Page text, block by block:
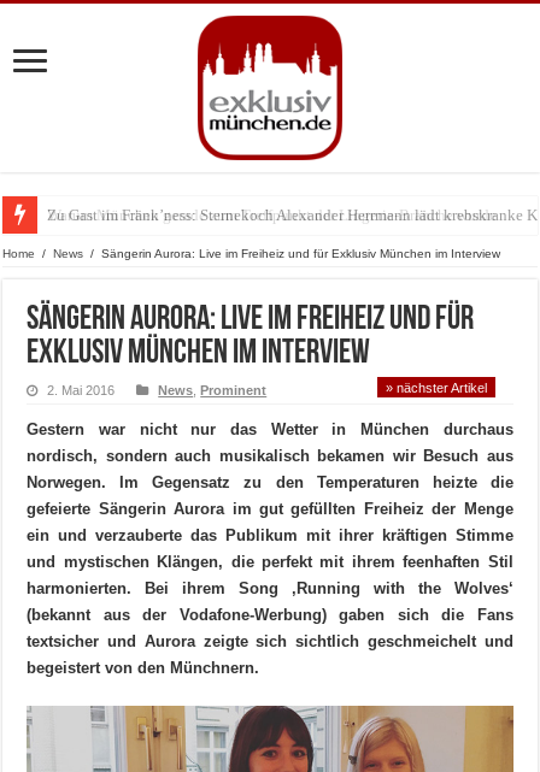
Zu Gast im Fränk’ness: Sternekoch Alexander Herrmann lädt krebskranke
Warum München gerade zum Treffpunkt der Lingerie-Branche wurde
Home / News / Sängerin Aurora: Live im Freiheiz und für Exklusiv München im Interview
Sängerin Aurora: Live im Freiheiz und für
Exklusiv München im Interview
2. Mai 2016 News ,Prominent » nächster Artikel
Gestern war nicht nur das Wetter in München durchaus
nordisch, sondern auch musikalisch bekamen wir Besuch aus
Norwegen. Im Gegensatz zu den Temperaturen heizte die
gefeierte Sängerin Aurora im gut gefüllten Freiheiz der Menge
ein und verzauberte das Publikum mit ihrer kräftigen Stimme
und mystischen Klängen, die perfekt mit ihrem feenhaften Stil
harmonierten. Bei ihrem Song ‚Running with the Wolves‘
(bekannt aus der Vodafone-Werbung) gaben sich die Fans
textsicher und Aurora zeigte sich sichtlich geschmeichelt und
begeistert von den Münchnern.